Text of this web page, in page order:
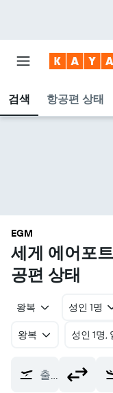
검색 항공편 상태
EGM
세게 에어포
공편 상태
왕복 성인 1명
왕복 성인 1명,
출발지